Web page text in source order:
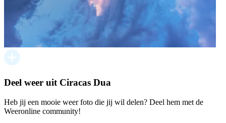
Deel weer uit Ciracas Dua
Heb jij een mooie weer foto die jij wil delen? Deel hem met de
Weeronline community!